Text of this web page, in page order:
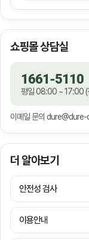
쇼핑몰 상담실
1661-5110
평일 08:00 ~ 17:00 (
이메일 문의
더 알아보기
안전성 검사
이용안내